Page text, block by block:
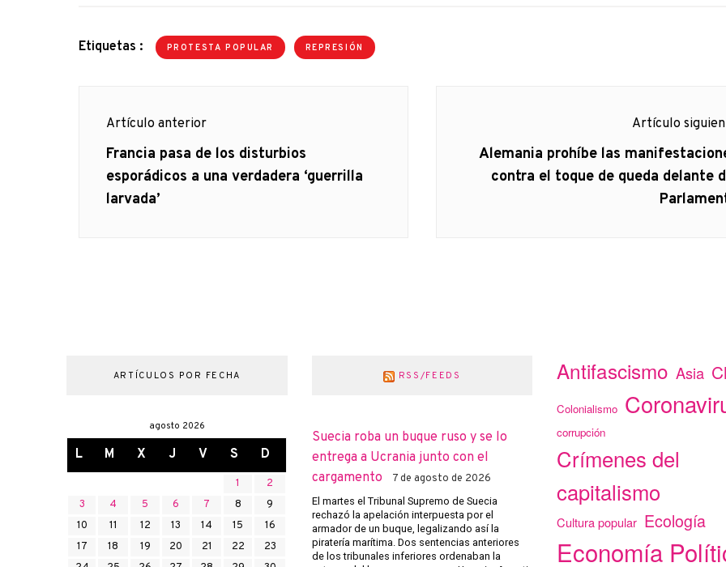
Etiquetas : PROTESTA POPULAR REPRESIÓN
Navegación
de
entradas
Artículo anterior
Artículo
anterior
Francia pasa de los disturbios
esporádicos a una verdadera ‘guerrilla
larvada’
Artículo
Artículo
siguiente:
Alemania prohíbe las
contra el toque de queda delante
ARTÍCULOS POR FECHA
agosto 2026
L M X J V S D
1
2
3
4 5 6 7 8
9
10
11 12 13 14 15
16
17
18 19 20 21 22
23
RSS/FEEDS
Suecia roba un buque ruso y se lo
entrega a Ucrania junto con el
cargamento
7 de agosto de 2026
El martes el Tribunal Supremo de Suecia
rechazó la apelación interpuesta por el
armador de un buque, legalizando así la
piratería marítima. Dos sentencias anteriores
de los tribunales inferiores ordenaban la
Antifascismo Asia
Colonialismo
corrupción
Crímenes del
capitalismo
Cultura popular Ecología
Economía